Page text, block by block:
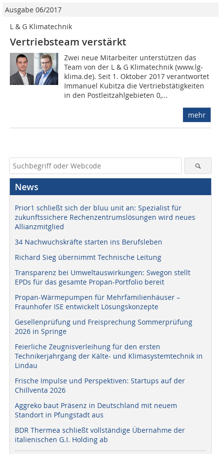
Ausgabe 06/2017
L & G Klimatechnik
Vertriebsteam verstärkt
Zwei neue Mitarbeiter unterstützen das
Team von der L & G Klimatechnik (www.lg-
klima.de). Seit 1. Oktober 2017 verantwortet
Immanuel Kubitza die Vertriebstätigkeiten
in den Postleitzahlgebieten 0,...
mehr
News
Prior1 schließt sich der bluu unit an: Spezialist für
zukunftssichere Rechenzentrumslösungen wird neues
Allianzmitglied
34 Nachwuchskräfte starten ins Berufsleben
Richard Sieg übernimmt Technische Leitung
Transparenz bei Umweltauswirkungen: Swegon stellt
EPDs für das gesamte Propan-Portfolio bereit
Propan-Wärmepumpen für Mehrfamilienhäuser –
Fraunhofer ISE entwickelt Lösungskonzepte
Gesellenprüfung und Freisprechung Sommerprüfung
2026 in Springe
Feierliche Zeugnisverleihung für den ersten
Technikerjahrgang der Kälte- und Klimasystemtechnik in
Lindau
Frische Impulse und Perspektiven: Startups auf der
Chillventa 2026
Aggreko baut Präsenz in Deutschland mit neuem
Standort in Pfungstadt aus
BDR Thermea schließt vollständige Übernahme der
italienischen G.I. Holding ab